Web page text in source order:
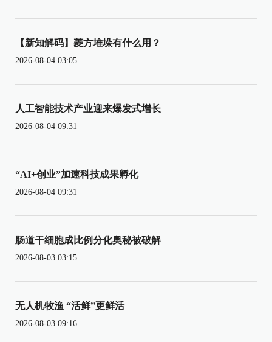
【新知解码】菱方堆垛有什么用？
2026-08-04 03:05
人工智能技术产业迎来爆发式增长
2026-08-04 09:31
“AI+创业”加速科技成果孵化
2026-08-04 09:31
肠道干细胞成比例分化奥秘被破解
2026-08-03 03:15
无人机牧渔 “活鲜”更鲜活
2026-08-03 09:16